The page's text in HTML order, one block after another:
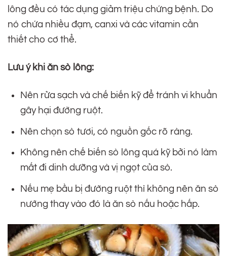
lông đều có tác dụng giảm triệu chứng bệnh. Do
nó chứa nhiều đạm, canxi và các vitamin cần
thiết cho cơ thể.
Lưu ý khi ăn sò lông:
Nên rửa sạch và chế biến kỹ để tránh vi khuẩn
gây hại đường ruột.
Nên chọn sò tươi, có nguồn gốc rõ ràng.
Không nên chế biến sò lông quá kỹ bởi nó làm
mất đi dinh dưỡng và vị ngọt của sò.
Nếu mẹ bầu bị đường ruột thì không nên ăn sò
nướng thay vào đó là ăn sò nấu hoặc hấp.